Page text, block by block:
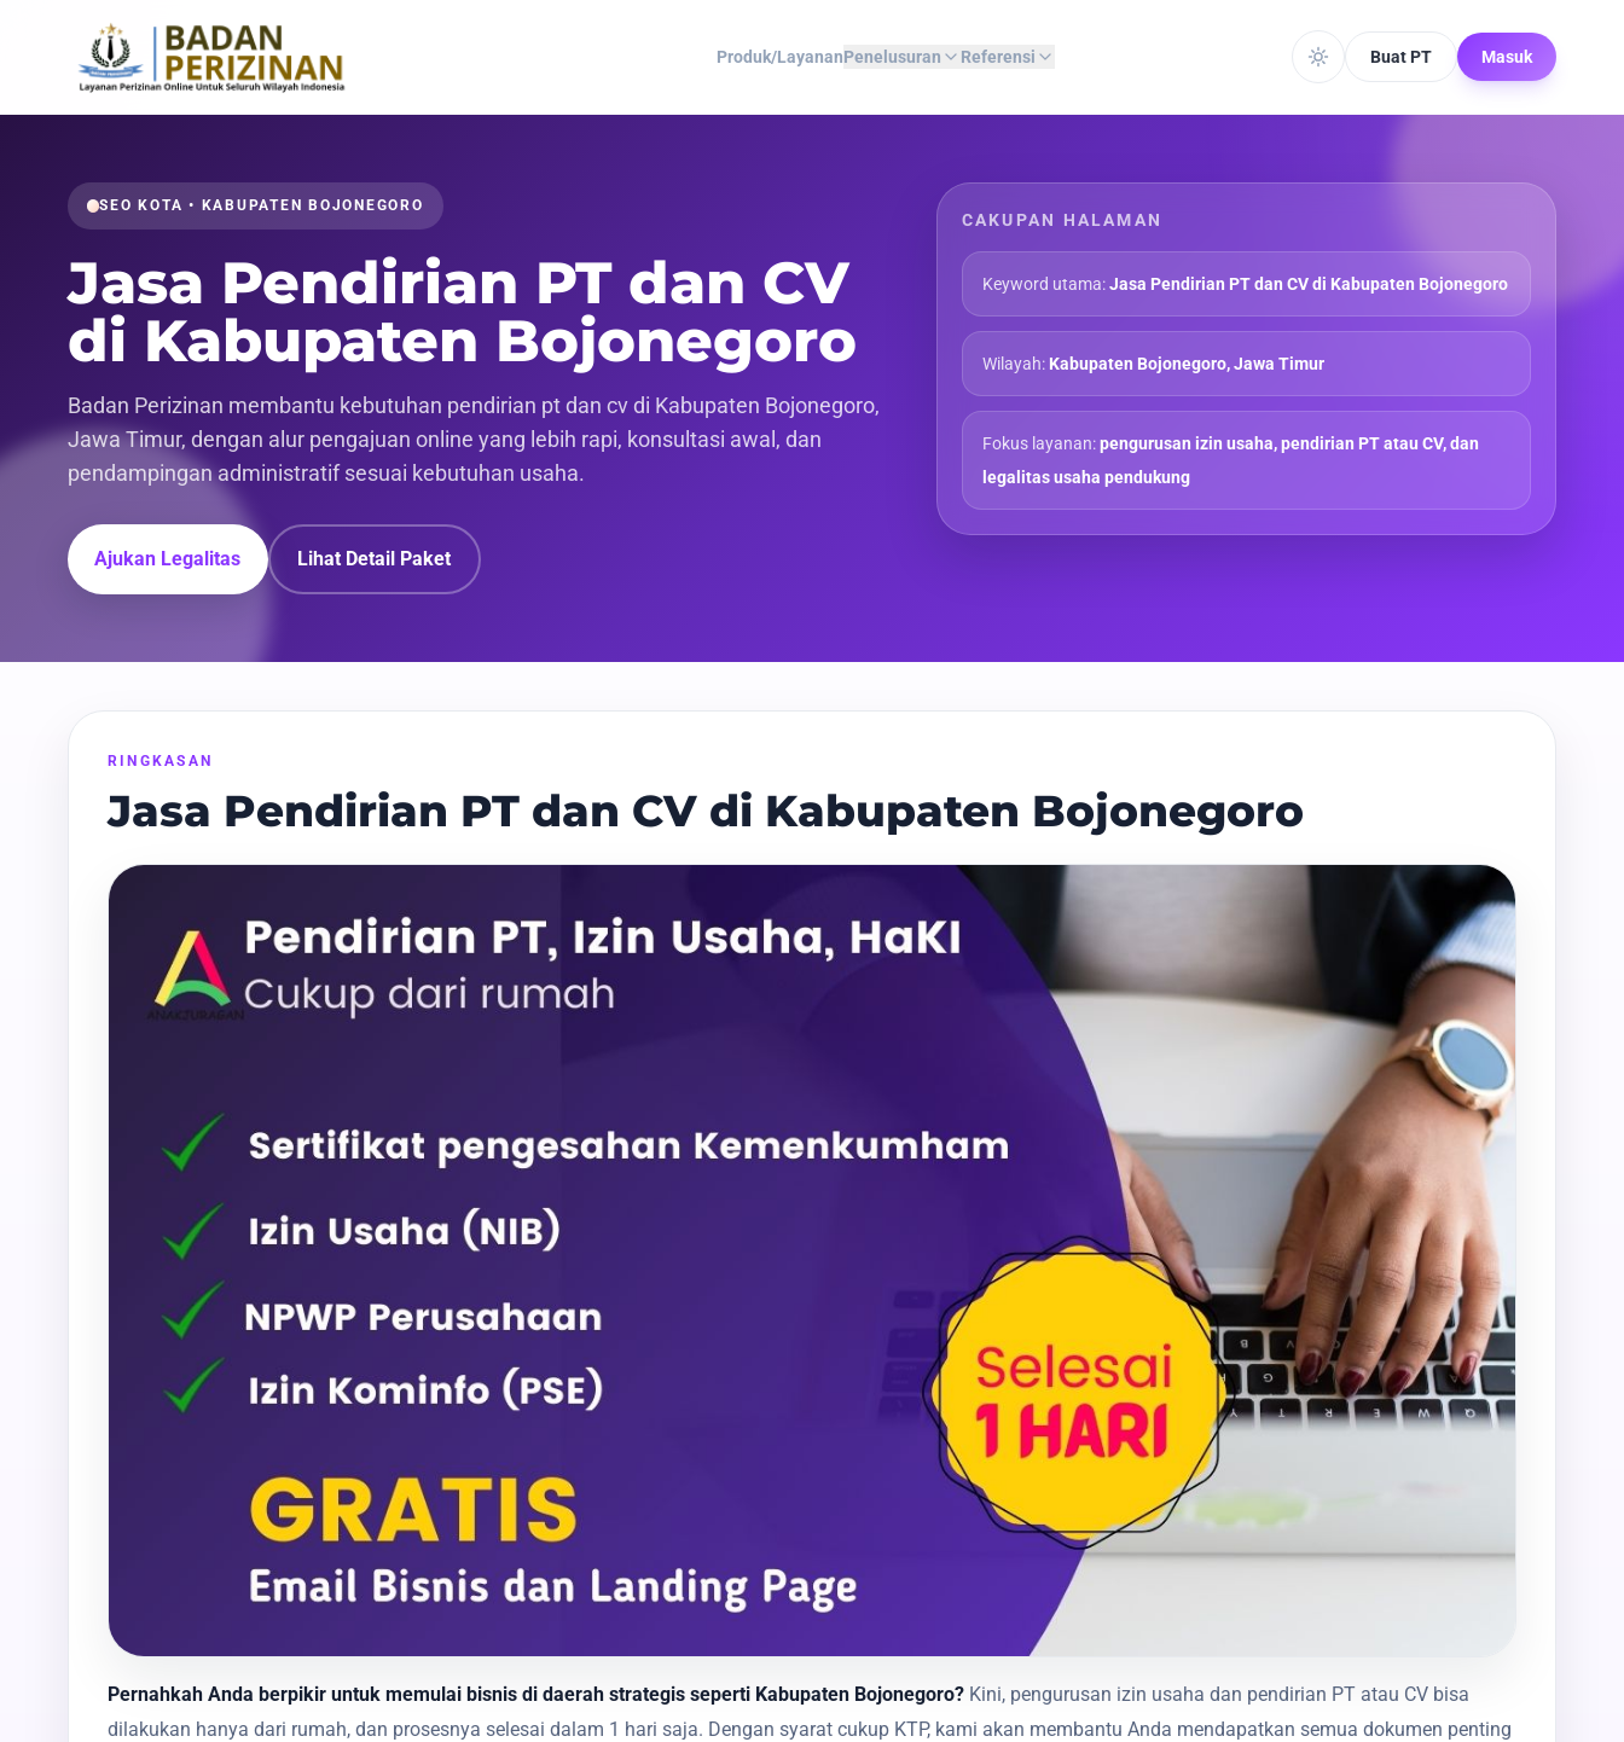
Produk/LayananPenelusuran Referensi Buat PT Masuk
SEO KOTA • KABUPATEN BOJONEGORO
Jasa Pendirian PT dan CV
di Kabupaten Bojonegoro
Badan Perizinan membantu kebutuhan pendirian pt dan cv di Kabupaten Bojonegoro,
Jawa Timur, dengan alur pengajuan online yang lebih rapi, konsultasi awal, dan
pendampingan administratif sesuai kebutuhan usaha.
Ajukan Legalitas Lihat Detail Paket
CAKUPAN HALAMAN
Keyword utama:Jasa Pendirian PT dan CV di Kabupaten Bojonegoro
Wilayah: Kabupaten Bojonegoro, Jawa Timur
Fokus layanan:pengurusan izin usaha, pendirian PT atau CV, dan
legalitas usaha pendukung
RINGKASAN
Jasa Pendirian PT dan CV di Kabupaten Bojonegoro
Pernahkah Anda berpikir untuk memulai bisnis di daerah strategis seperti Kabupaten Bojonegoro? Kini, pengurusan izin usaha dan pendirian PT atau CV bisa
dilakukan hanya dari rumah, dan prosesnya selesai dalam 1 hari saja. Dengan syarat cukup KTP, kami akan membantu Anda mendapatkan semua dokumen penting